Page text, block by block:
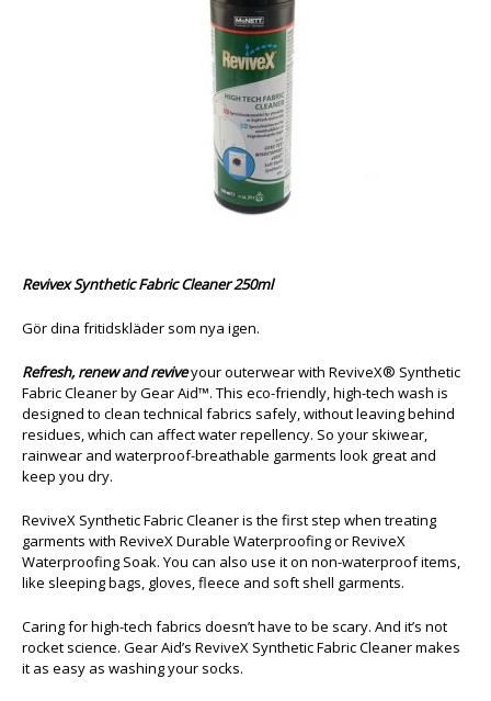
Revivex Synthetic Fabric Cleaner 250ml
Gör dina fritidskläder som nya igen.
Refresh, renew and reviveyour outerwear with ReviveX® Synthetic
Fabric Cleaner by Gear Aid™. This eco-friendly, high-tech wash is
designed to clean technical fabrics safely, without leaving behind
residues, which can affect water repellency. So your skiwear,
rainwear and waterproof-breathable garments look great and
keep you dry.
ReviveX Synthetic Fabric Cleaner is the first step when treating
garments with ReviveX Durable Waterproofing or ReviveX
Waterproofing Soak. You can also use it on non-waterproof items,
like sleeping bags, gloves, fleece and soft shell garments.
Caring for high-tech fabrics doesn’t have to be scary. And it’s not
rocket science. Gear Aid’s ReviveX Synthetic Fabric Cleaner makes
it as easy as washing your socks.